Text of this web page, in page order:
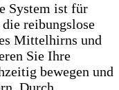
System ist für
reibungslose
Mittelhirns und
Sie Ihre
bewegen und